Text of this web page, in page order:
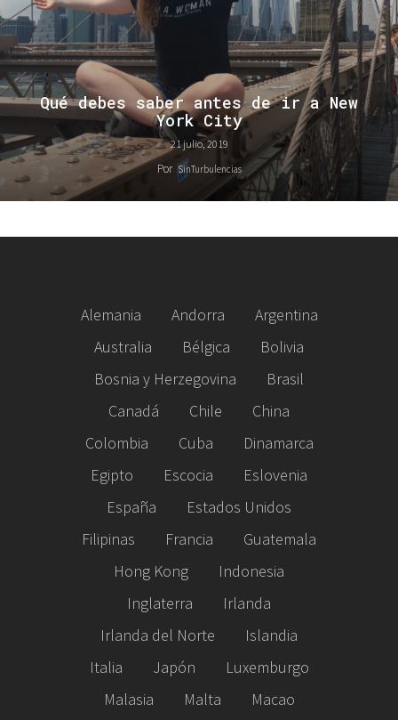
Qué debes saber antes de ir a New
York City
21 julio, 2019
Por SinTurbulencias
Alemania Andorra
Argentina
Australia
Bélgica
Bolivia
Bosnia y Herzegovina
Brasil
Canadá
Chile
China
Colombia
Cuba
Dinamarca
Egipto
Escocia
Eslovenia
España
Estados Unidos
Filipinas
Francia
Guatemala
Hong Kong
Indonesia
Inglaterra
Irlanda
Irlanda del Norte
Islandia
Italia
Japón
Luxemburgo
Malasia
Malta
Macao